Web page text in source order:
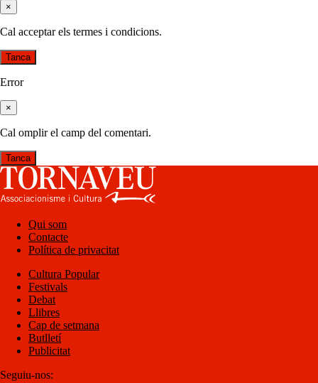
×
Cal acceptar els termes i condicions.
Tanca
Error
×
Cal omplir el camp del comentari.
Tanca
Qui som
Contacte
Política de privacitat
Cultura Popular
Festivals
Debat
Llibres
Cap de setmana
Butlletí
Publicitat
Seguiu-nos: